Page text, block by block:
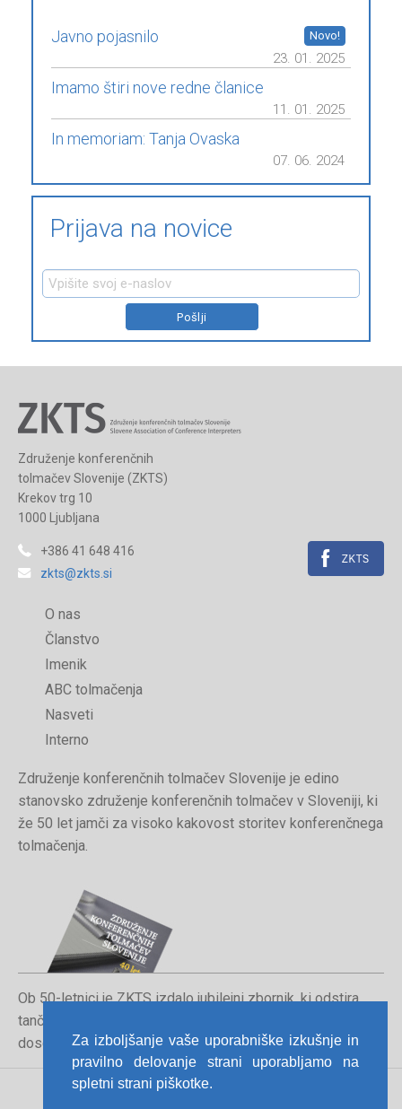
Za izboljšanje vaše uporabniške izkušnje in
pravilno delovanje strani uporabljamo na
spletni strani piškotke.
Javno pojasnilo
23. 01. 2025
Imamo štiri nove redne članice
11. 01. 2025
In memoriam: Tanja Ovaska
07. 06. 2024
Prijava na novice
Združenje konferenčnih
tolmačev Slovenije (ZKTS)
Krekov trg 10
1000 Ljubljana
+386 41 648 416
zkts@zkts.si
O nas
Članstvo
Imenik
ABC tolmačenja
Nasveti
Interno
Združenje konferenčnih tolmačev Slovenije je edino
stanovsko združenje konferenčnih tolmačev v Sloveniji, ki
že 50 let jamči za visoko kakovost storitev konferenčnega
tolmačenja.
Ob 50-letnici je ZKTS izdalo jubilejni zbornik, ki odstira
tančice poklica konferenčnega tolmača in orisuje
dosedanjo pot združenja.
Pravno obvestilo